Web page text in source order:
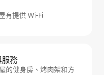
有提供 Wi-Fi
服務
的健身房、烤肉架和方